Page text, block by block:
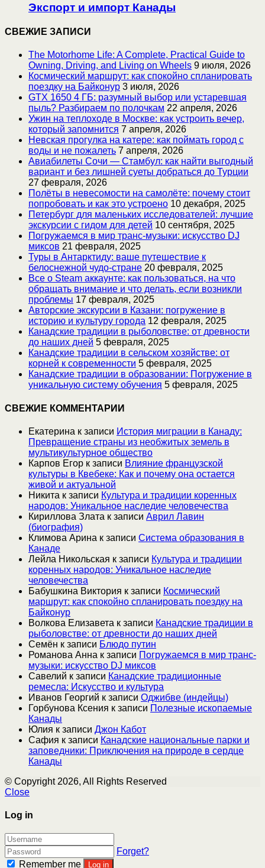
Экспорт и импорт Канады
СВЕЖИЕ ЗАПИСИ
The Motorhome Life: A Complete, Practical Guide to
Owning, Driving, and Living on Wheels 9 июля, 2026
Космический маршрут: как спокойно спланировать
поездку на Байконур 3 июля, 2026
GTX 1650 4 ГБ: разумный выбор или устаревшая
пыль? Разбираем по полочкам 22 апреля, 2026
Ужин на теплоходе в Москве: как устроить вечер,
который запомнится 7 апреля, 2026
Невская прогулка на катере: как поймать город с
воды и не пожалеть 7 апреля, 2026
Авиабилеты Сочи — Стамбул: как найти выгодный
вариант и без лишней суеты добраться до Турции
27 февраля, 2026
Полёты в невесомости на самолёте: почему стоит
попробовать и как это устроено 10 декабря, 2025
Петербург для маленьких исследователей: лучшие
экскурсии с гидом для детей 10 сентября, 2025
Погружаемся в мир транс-музыки: искусство DJ
миксов 21 февраля, 2025
Туры в Антарктиду: ваше путешествие к
белоснежной чудо-стране 20 февраля, 2025
Все о Steam аккаунте: как пользоваться, на что
обращать внимание и что делать, если возникли
проблемы 17 февраля, 2025
Авторские экскурсии в Казани: погружение в
историю и культуру города 12 февраля, 2025
Канадские традиции в рыболовстве: от древности
до наших дней 5 февраля, 2025
Канадские традиции в сельском хозяйстве: от
корней к современности 5 февраля, 2025
Канадские традиции в образовании: Погружение в
уникальную систему обучения 5 февраля, 2025
СВЕЖИЕ КОММЕНТАРИИ
Екатерина к записи История миграции в Канаду:
Превращение страны из необжитых земель в
мультикультурное общество
Карпов Егор к записи Влияние французской
культуры в Квебеке: Как и почему она остается
живой и актуальной
Никита к записи Культура и традиции коренных
народов: Уникальное наследие человечества
Кириллова Злата к записи Аврил Лавин
(биография)
Климова Арина к записи Система образования в
Канаде
Лейла Никольская к записи Культура и традиции
коренных народов: Уникальное наследие
человечества
Бабушкина Виктория к записи Космический
маршрут: как спокойно спланировать поездку на
Байконур
Волкова Елизавета к записи Канадские традиции в
рыболовстве: от древности до наших дней
Семён к записи Блюдо путин
Романова Анна к записи Погружаемся в мир транс-
музыки: искусство DJ миксов
Савелий к записи Канадские традиционные
ремесла: Искусство и культура
Иванов Георгий к записи Оджибве (индейцы)
Горбунова Ксения к записи Полезные ископаемые
Канады
Юлия к записи Джон Кабот
Сафия к записи Канадские национальные парки и
заповедники: Приключения на природе в сердце
Канады
© Copyright 2026, All Rights Reserved
Close
Log in
Forget?
Remember me
Log in